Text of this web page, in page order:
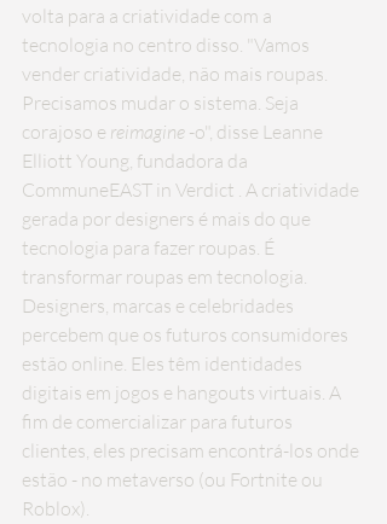
volta para a criatividade com a
tecnologia no centro disso. "Vamos
vender criatividade, não mais roupas.
Precisamos mudar o sistema. Seja
corajoso e reimagine -o", disse Leanne
Elliott Young, fundadora da
CommuneEAST in Verdict . A criatividade
gerada por designers é mais do que
tecnologia para fazer roupas. É
transformar roupas em tecnologia.
Designers, marcas e celebridades
percebem que os futuros consumidores
estão online. Eles têm identidades
digitais em jogos e hangouts virtuais. A
fim de comercializar para futuros
clientes, eles precisam encontrá-los onde
estão - no metaverso (ou Fortnite ou
Roblox).